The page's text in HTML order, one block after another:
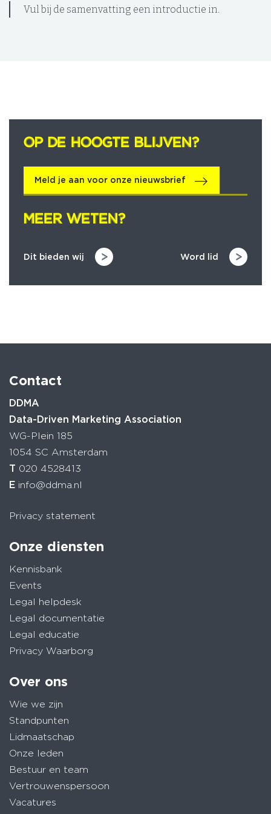
Vul bij de samenvatting een introductie in.
OP DE HOOGTE BLIJVEN?
OP DE HOOGTE BLIJVEN?
Meld je aan voor onze nieuwsbrief
MEER WETEN?
MEER WETEN?
Dit bieden wij Word lid
Contact
DDMA
Data-Driven Marketing Association
WG-Plein 185
1054 SC Amsterdam
T 020 4528413
E info@ddma.nl
Privacy statement
Onze diensten
Kennisbank
Events
Legal helpdesk
Legal documentatie
Legal educatie
Privacy Waarborg
Over ons
Wie we zijn
Standpunten
Lidmaatschap
Onze leden
Bestuur en team
Vertrouwenspersoon
Vacatures